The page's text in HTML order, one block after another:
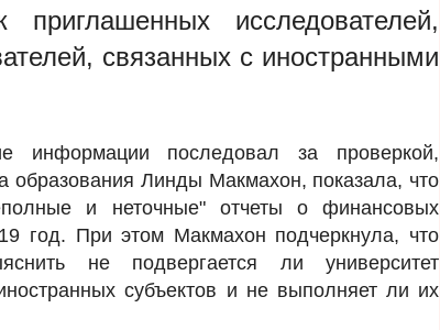
приглашенных исследователей,
связанных с иностранными
информации последовал за проверкой,
образования Линды Макмахон, показала, что
и неточные" отчеты о финансовых
год. При этом Макмахон подчеркнула, что
не подвергается ли университет
субъектов и не выполняет ли их